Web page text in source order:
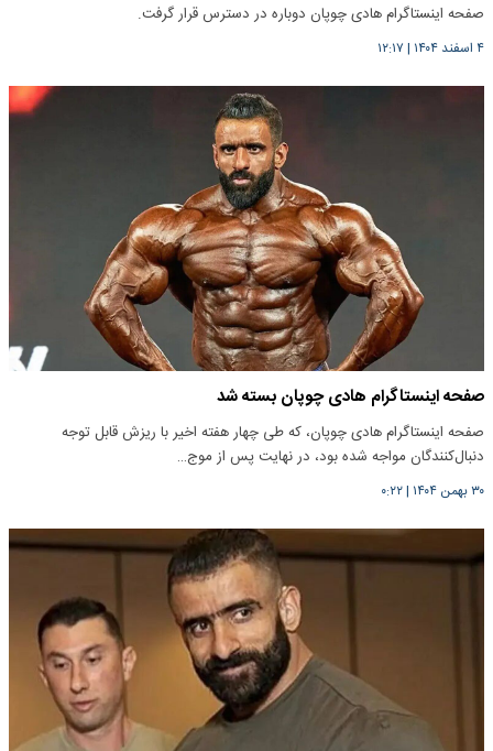
صفحه اینستاگرام هادی چوپان دوباره در دسترس قرار گرفت.
۴ اسفند ۱۴۰۴ | ۱۲:۱۷
صفحه اینستاگرام هادی چوپان بسته شد
صفحه اینستاگرام هادی چوپان، که طی چهار هفته اخیر با ریزش قابل توجه
دنبال‌کنندگان مواجه شده بود، در نهایت پس از موج…
۳۰ بهمن ۱۴۰۴ |۰:۲۲